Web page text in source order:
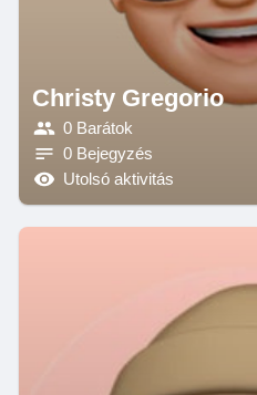
Christy Gregorio
0 Barátok
0 Bejegyzés
Utolsó aktivitás